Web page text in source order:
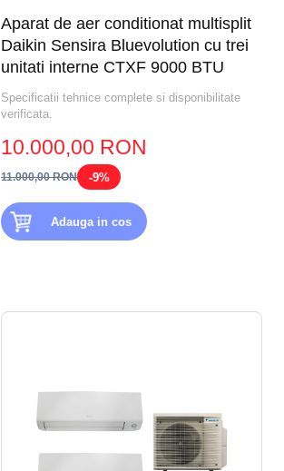
Aparat de aer conditionat multisplit
Daikin Sensira Bluevolution cu trei
unitati interne CTXF 9000 BTU
Specificatii tehnice complete si disponibilitate
verificata.
10.000,00 RON
11.000,00 RON -9%
Adauga in cos